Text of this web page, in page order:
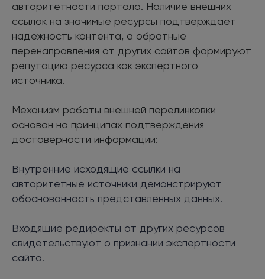
авторитетности портала. Наличие внешних
ссылок на значимые ресурсы подтверждает
надежность контента, а обратные
перенаправления от других сайтов формируют
репутацию ресурса как экспертного
источника.
Механизм работы внешней перелинковки
основан на принципах подтверждения
достоверности информации:
Внутренние исходящие ссылки на
авторитетные источники демонстрируют
обоснованность представленных данных.
Входящие редиректы от других ресурсов
свидетельствуют о признании экспертности
сайта.